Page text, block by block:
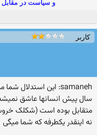
و سیاست در مقابل
کاربر
سال پیش انسانها عاشق
متقابل بوده است (شکلک
نه اینقدر یکطرفه که شما میگی